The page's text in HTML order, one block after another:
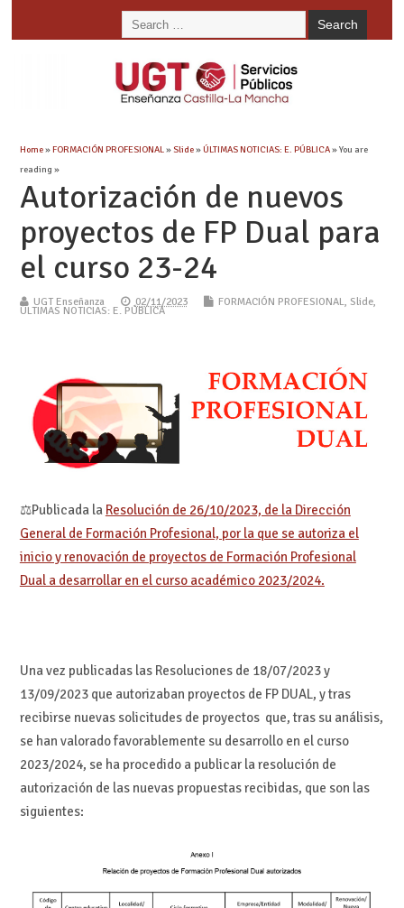
Home»FORMACIÓN PROFESIONAL»Slide»ÚLTIMAS NOTICIAS: E. PÚBLICA» You are
reading »
Autorización de nuevos
proyectos de FP Dual para
el curso 23-24
UGT Enseñanza 02/11/2023 FORMACIÓN PROFESIONAL, Slide,
ÚLTIMAS NOTICIAS: E. PÚBLICA
⚖Publicada la Resolución de 26/10/2023, de la Dirección
General de Formación Profesional, por la que se autoriza el
inicio y renovación de proyectos de Formación Profesional
Dual a desarrollar en el curso académico 2023/2024.
Una vez publicadas las Resoluciones de 18/07/2023 y
13/09/2023 que autorizaban proyectos de FP DUAL, y tras
recibirse nuevas solicitudes de proyectos que, tras su análisis,
se han valorado favorablemente su desarrollo en el curso
2023/2024, se ha procedido a publicar la resolución de
autorización de las nuevas propuestas recibidas, que son las
siguientes: